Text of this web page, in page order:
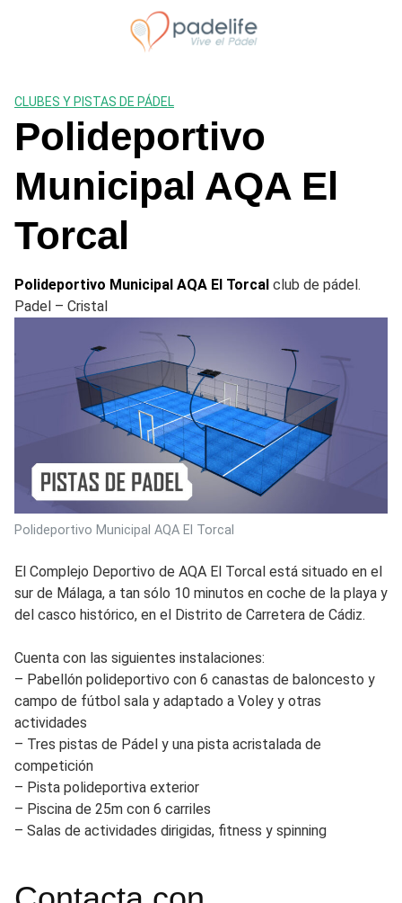
CLUBES Y PISTAS DE PÁDEL
Polideportivo
Municipal AQA El
Torcal
Polideportivo Municipal AQA El Torcal club de pádel.
Padel – Cristal
Polideportivo Municipal AQA El Torcal
El Complejo Deportivo de AQA El Torcal está situado en el
sur de Málaga, a tan sólo 10 minutos en coche de la playa y
del casco histórico, en el Distrito de Carretera de Cádiz.
Cuenta con las siguientes instalaciones:
– Pabellón polideportivo con 6 canastas de baloncesto y
campo de fútbol sala y adaptado a Voley y otras
actividades
– Tres pistas de Pádel y una pista acristalada de
competición
– Pista polideportiva exterior
– Piscina de 25m con 6 carriles
– Salas de actividades dirigidas, fitness y spinning